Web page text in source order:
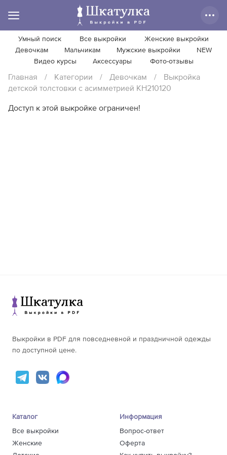
Умный поиск Все выкройки
Женские выкройки
Девочкам
Мальчикам Мужские выкройки
NEW
Видео курсы
Аксессуары Фото-отзывы
Главная / Категории / Девочкам /
Выкройка
детской толстовки с асимметрией KH210120
Доступ к этой выкройке ограничен!
Выкройки в PDF для повседневной и праздничной одежды
по доступной цене.
Каталог
Все выкройки
Женские
Информация
Вопрос-ответ
Оферта